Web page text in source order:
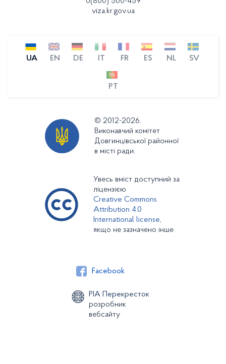
viza.kr.gov.ua
UA EN DE IT FR ES NL SV
PT
© 2012-2026.
Виконавчий комітет
Довгинцівської районної
в місті ради.
Увесь вміст доступний за
ліцензією
Creative Commons
Attribution 4.0
International license,
якщо не зазначено інше
Facebook
РІА Перекресток
розробник
вебсайту